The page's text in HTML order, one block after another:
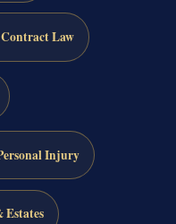
Contract Law
Injury
Estates